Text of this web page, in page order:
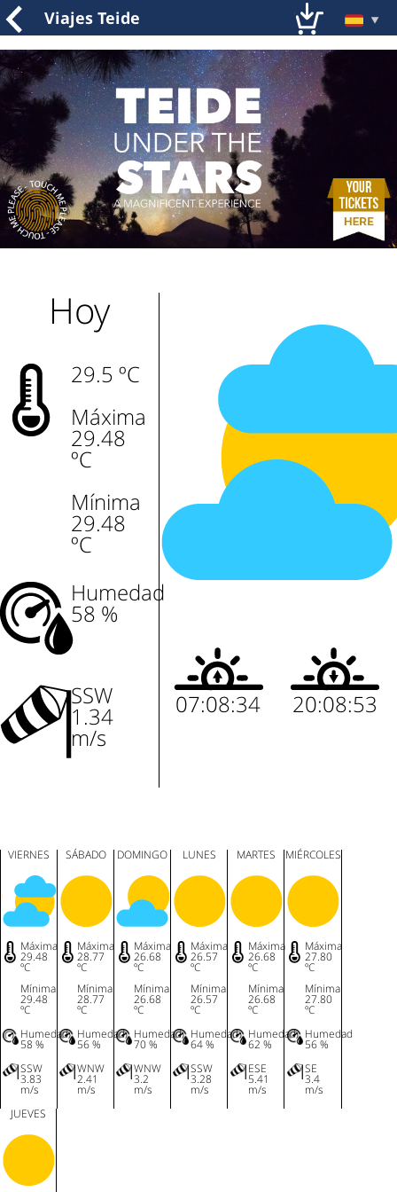
Viajes Teide
Hoy
29.5 ºC
Máxima
29.48
ºC
Mínima
29.48
ºC
Humedad
58 %
SSW
1.34
m/s
07:08:34 20:08:53
VIERNES
Máxima
29.48
ºC
Mínima
29.48
ºC
Humedad
58 %
SSW
3.83
m/s
SÁBADO
Máxima
28.77
ºC
Mínima
28.77
ºC
Humedad
56 %
WNW
2.41
m/s
DOMINGO
Máxima
26.68
ºC
Mínima
26.68
ºC
Humedad
70 %
WNW
3.2
m/s
LUNES
Máxima
26.57
ºC
Mínima
26.57
ºC
Humedad
64 %
SSW
3.28
m/s
MARTES
Máxima
26.68
ºC
Mínima
26.68
ºC
Humedad
62 %
ESE
5.41
m/s
MIÉRCOLES
Máxima
27.80
ºC
Mínima
27.80
ºC
Humedad
56 %
SE
3.4
m/s
JUEVES